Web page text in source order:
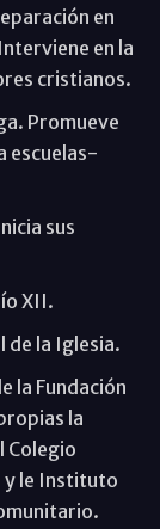
en
en la
cristianos.
Promueve
escuelas-
sus
XII.
de la Iglesia.
la Fundación
la
Colegio
y le Instituto